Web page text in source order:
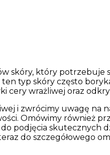
skóry, który
typ skóry często
cery wrażliwej oraz
i zwrócimy uwagę na
Omówimy również
podjęcia skutecznych
do szczegółowego